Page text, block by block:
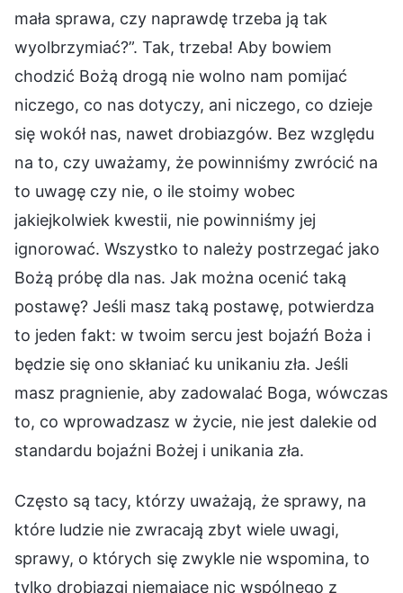
mała sprawa, czy naprawdę trzeba ją tak
wyolbrzymiać?”. Tak, trzeba! Aby bowiem
chodzić Bożą drogą nie wolno nam pomijać
niczego, co nas dotyczy, ani niczego, co dzieje
się wokół nas, nawet drobiazgów. Bez względu
na to, czy uważamy, że powinniśmy zwrócić na
to uwagę czy nie, o ile stoimy wobec
jakiejkolwiek kwestii, nie powinniśmy jej
ignorować. Wszystko to należy postrzegać jako
Bożą próbę dla nas. Jak można ocenić taką
postawę? Jeśli masz taką postawę, potwierdza
to jeden fakt: w twoim sercu jest bojaźń Boża i
będzie się ono skłaniać ku unikaniu zła. Jeśli
masz pragnienie, aby zadowalać Boga, wówczas
to, co wprowadzasz w życie, nie jest dalekie od
standardu bojaźni Bożej i unikania zła.
Często są tacy, którzy uważają, że sprawy, na
które ludzie nie zwracają zbyt wiele uwagi,
sprawy, o których się zwykle nie wspomina, to
tylko drobiazgi niemające nic wspólnego z